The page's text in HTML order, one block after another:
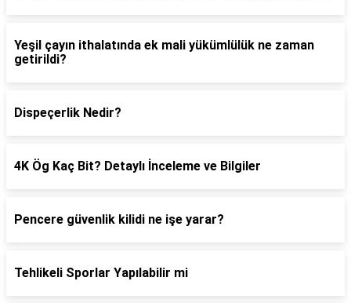
Yeşil çayın ithalatında ek mali yükümlülük ne zaman
getirildi?
Dispeçerlik Nedir?
4K Ög Kaç Bit? Detaylı İnceleme ve Bilgiler
Pencere güvenlik kilidi ne işe yarar?
Tehlikeli Sporlar Yapılabilir mi